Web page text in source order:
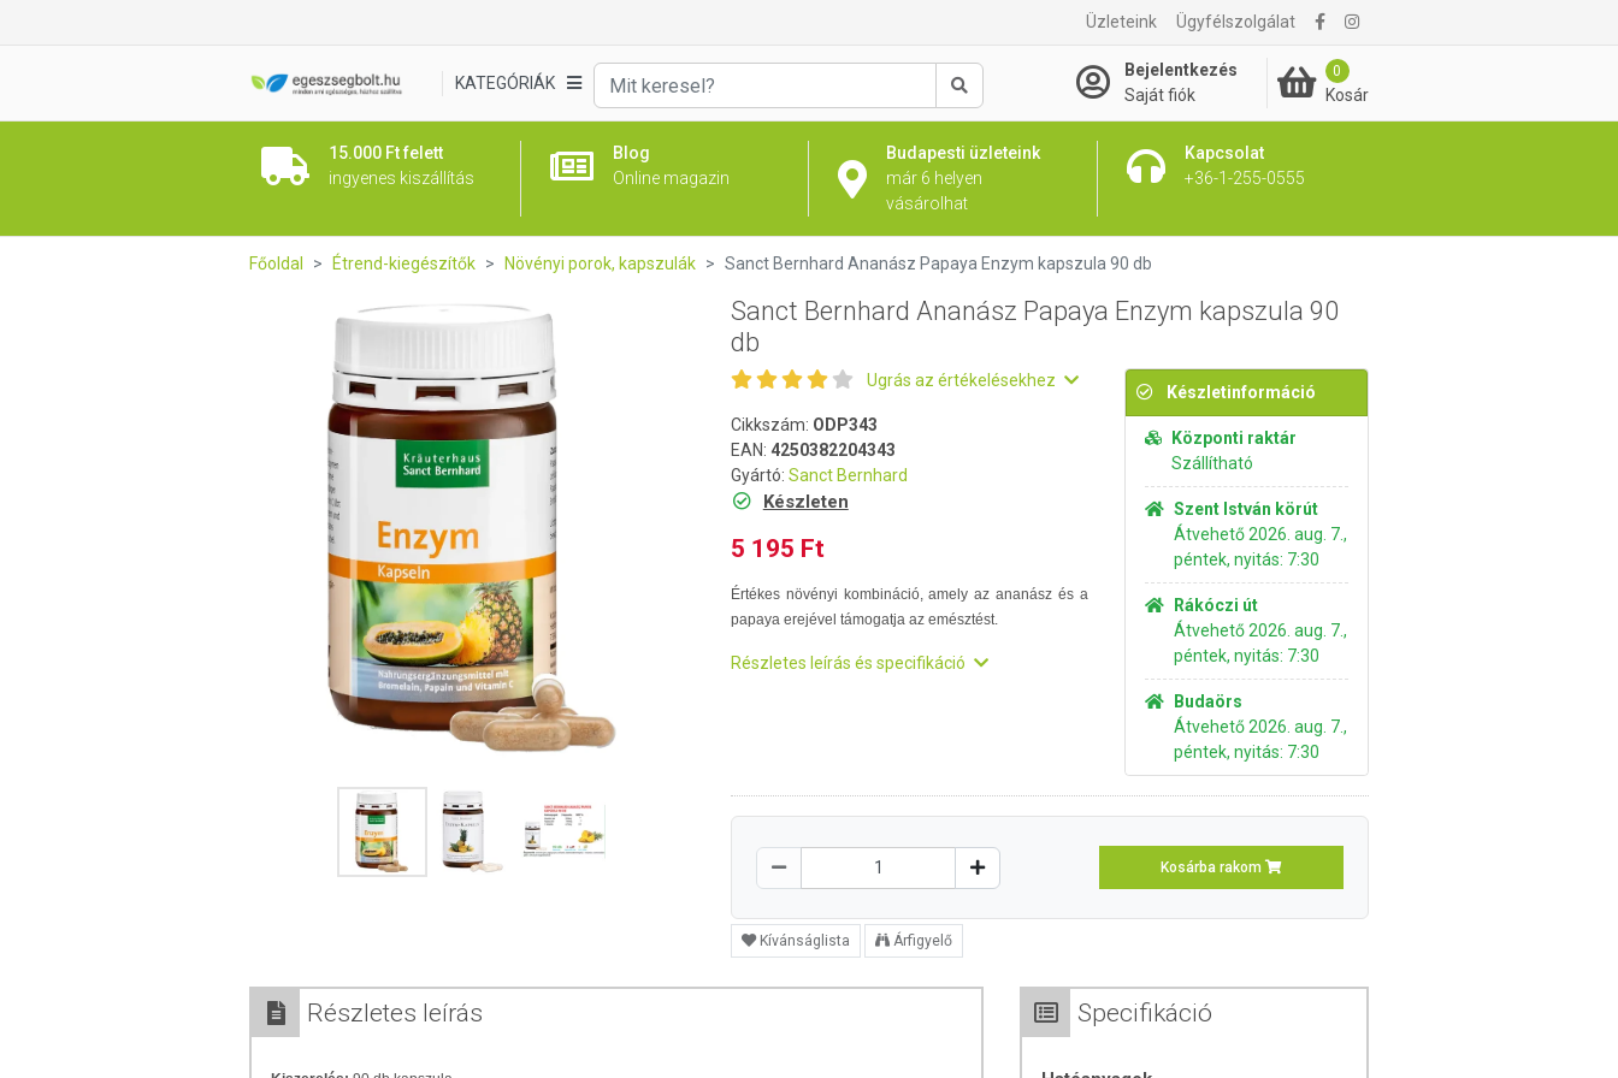
Üzleteink Ügyfélszolgálat
KATEGÓRIÁK
Keresés
Bejelentkezés
Saját fiók
0
Kosár
15.000 Ft felett
ingyenes kiszállítás
Blog
Online magazin
Budapesti üzleteink
már 6 helyen
vásárolhat
Kapcsolat
+36-1-255-0555
5 195 Ft Kosárba rakom
Főoldal Étrend-kiegészítők Növényi porok, kapszulák Sanct Bernhard Ananász Papaya Enzym kapszula 90 db
Sanct Bernhard Ananász Papaya Enzym kapszula 90
db
Ugrás az értékelésekhez
Cikkszám: ODP343
EAN: 4250382204343
Gyártó: Sanct Bernhard
Készleten
5 195 Ft
Értékes növényi kombináció, amely az ananász és a
papaya erejével támogatja az emésztést.
Részletes leírás és specifikáció
Készletinformáció
Központi raktár
Szállítható
Szent István körút
Átvehető 2026. aug. 7.,
péntek, nyitás: 7:30
Rákóczi út
Átvehető 2026. aug. 7.,
péntek, nyitás: 7:30
Budaörs
Átvehető 2026. aug. 7.,
péntek, nyitás: 7:30
Kosárba rakom
Kívánságlista Árfigyelő
Részletes leírás Specifikáció